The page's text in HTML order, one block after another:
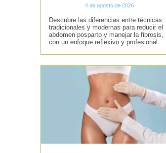
4 de agosto de 2026
Descubre las diferencias entre técnicas
tradicionales y modernas para reducir el
abdomen posparto y manejar la fibrosis,
con un enfoque reflexivo y profesional.